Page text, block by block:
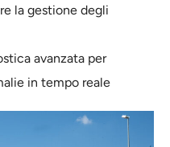
la gestione degli
avanzata per
in tempo reale